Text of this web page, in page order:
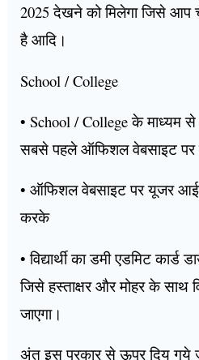
2025 देखने को मिलेगा जिसे
है आदि।
School / College
• School / College के माध्यम
सबसे पहले ऑफिशल वेबसाइट पर
• ऑफिशल वेबसाइट पर यूजर
करके
• विद्यार्थी का डमी एडमिट
जिसे हस्ताक्षर और मोहर के साथ
जाएगा।
अंत इस प्रकार से ऊपर दिय गये